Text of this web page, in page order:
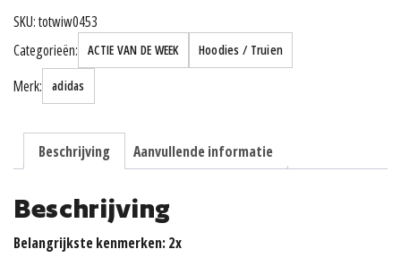
25
Trui
(junior)
aantal
SKU:totwiw0453
Categorieën:
ACTIE VAN DE WEEK Hoodies / Truien
Merk: adidas
Beschrijving Aanvullende informatie
Beschrijving
Belangrijkste kenmerken: 2x